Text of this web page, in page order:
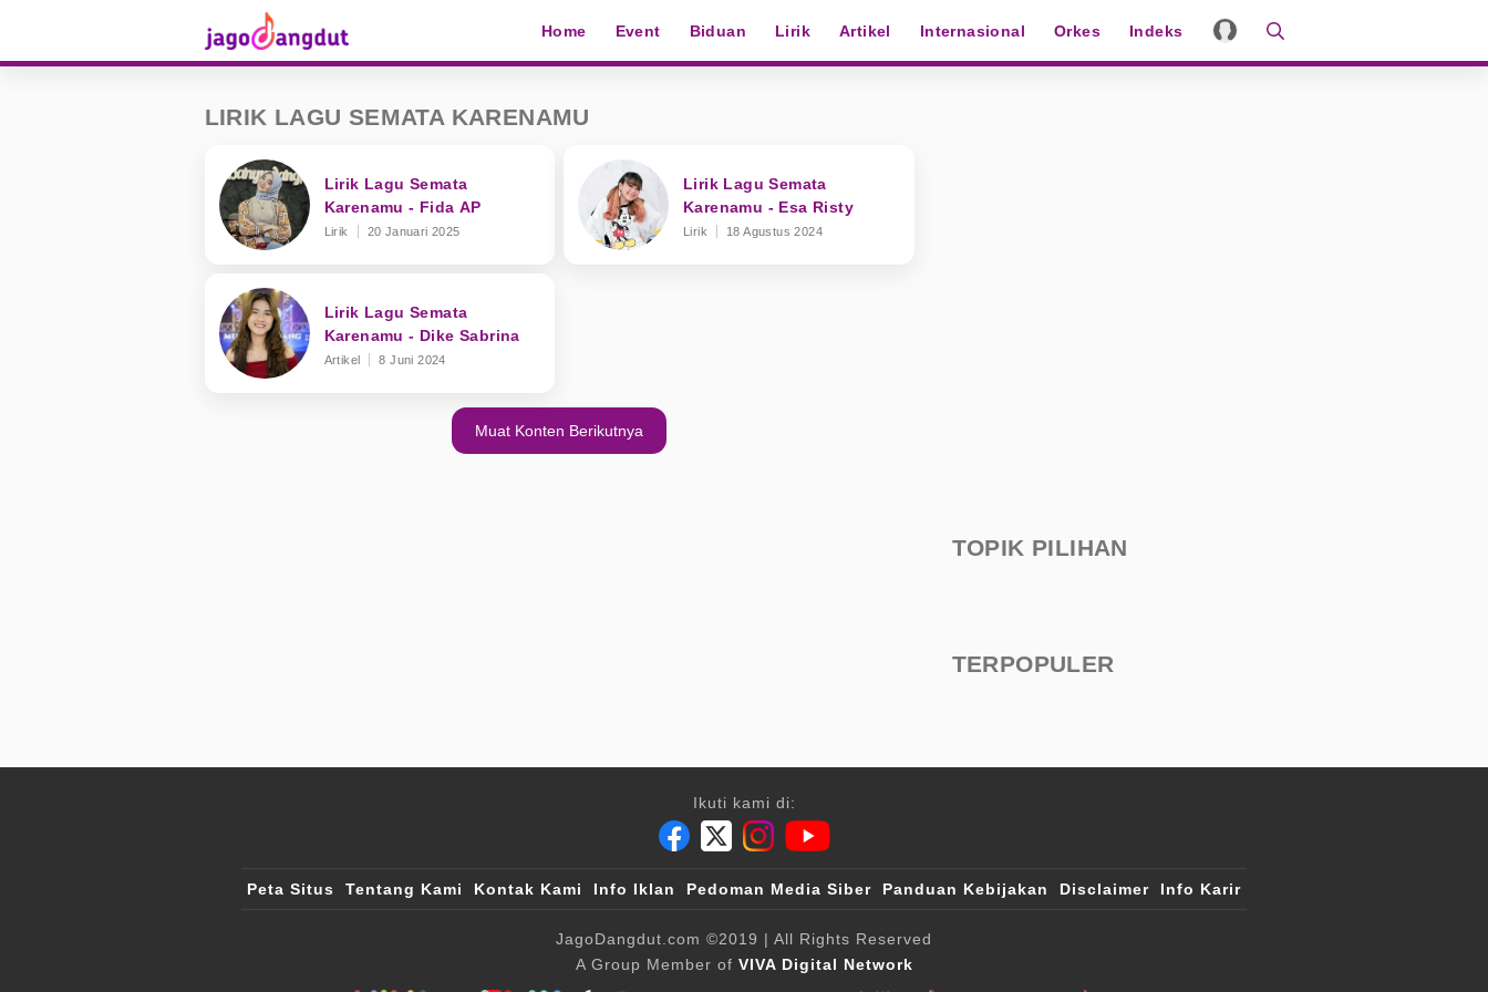
Home Event Biduan Lirik Artikel Internasional Orkes Indeks
LIRIK LAGU SEMATA KARENAMU
Lirik Lagu Semata
Karenamu - Fida AP
Lirik 20 Januari 2025
Lirik Lagu Semata
Karenamu - Esa Risty
Lirik 18 Agustus 2024
Lirik Lagu Semata
Karenamu - Dike Sabrina
Artikel 8 Juni 2024
Muat Konten Berikutnya
TOPIK PILIHAN
TERPOPULER
Ikuti kami di:
Peta Situs Tentang Kami Kontak Kami Info Iklan Pedoman Media Siber Panduan Kebijakan Disclaimer Info Karir
JagoDangdut.com ©2019 | All Rights Reserved
A Group Member of VIVA Digital Network